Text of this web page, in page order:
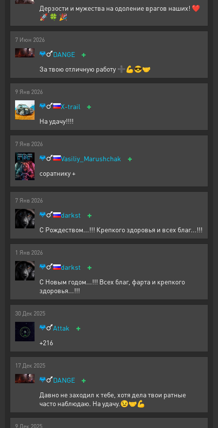
Дерзости и мужества на одоление врагов наших! ❤️
🚀 🍀 🎉
7 Июн 2026
DANGE +
За твою отличную работу ➕💪😎🤝
9 Янв 2026
X-trail +
На удачу!!!!
7 Янв 2026
Vasiliy_Marushchak +
соратнику +
7 Янв 2026
darkst +
С Рождеством...!!! Крепкого здоровья и всех благ...!!!
1 Янв 2026
darkst +
С Новым годом...!!! Всех благ, фарта и крепкого
здоровья...!!!
30 Дек 2025
Attak +
+216
17 Дек 2025
DANGE +
Давно не заходил к тебе, хотя дела твои ратные
часто наблюдаю. На удачу.😉🤝💪
9 Дек 2025